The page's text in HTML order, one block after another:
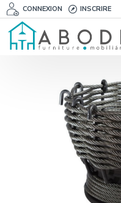
CONNEXION INSCRIRE